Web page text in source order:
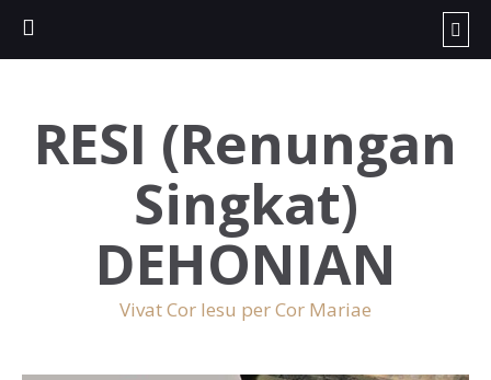
RESI (Renungan
Singkat)
DEHONIAN
Vivat Cor Iesu per Cor Mariae